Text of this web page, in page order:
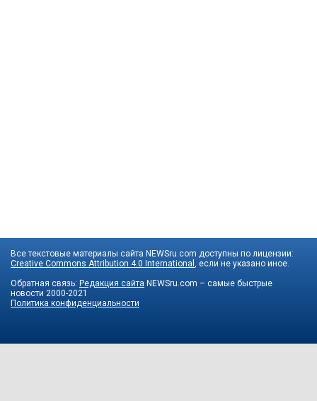
Все текстовые материалы сайта NEWSru.com доступны по лицензии:
Creative Commons Attribution 4.0 International , если не указано иное.
Обратная связь: Редакция сайта NEWSru.com – самые быстрые
новости 2000-2021
Политика конфиденциальности